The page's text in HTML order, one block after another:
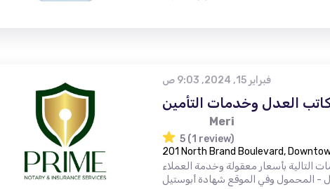
فبراير 15, 2024, 9:03 ص
العدل وخدمات التأمين
Meri
5 (1 review)
201 North Brand Boulevard,
التالية بأسعار معقولة وخدمة العملاء